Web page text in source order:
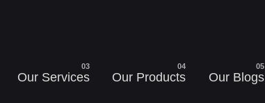
Our Services Our Products Our Blogs